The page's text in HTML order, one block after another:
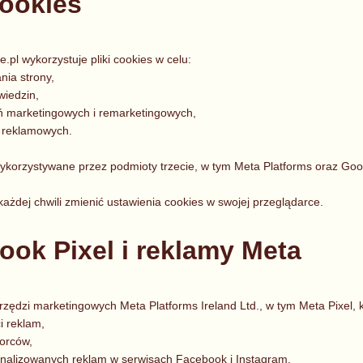
wykorzystuje pliki cookies w celu:
strony,
marketingowych i remarketingowych,
przez podmioty trzecie, w tym Meta Platforms oraz
chwili zmienić ustawienia cookies w swojej przeglądarce.
Pixel i reklamy Meta
marketingowych Meta Platforms Ireland Ltd., w tym Meta Pixel,
reklam,
reklam w serwisach Facebook i Instagram.